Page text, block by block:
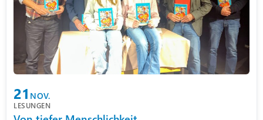
21 NOV.
LESUNGEN